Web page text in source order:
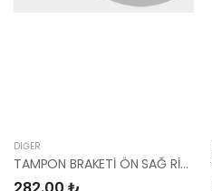
DIĞER
TAMPON BRAKETİ ÖN SAĞ RİO 2017- 86514-H8000-YS